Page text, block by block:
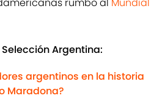
Argentina:
argentinos en la historia
Maradona?